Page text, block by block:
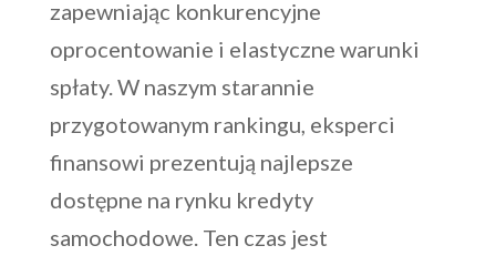
zapewniając konkurencyjne
oprocentowanie i elastyczne warunki
spłaty. W naszym starannie
przygotowanym rankingu, eksperci
finansowi prezentują najlepsze
dostępne na rynku kredyty
samochodowe. Ten czas jest